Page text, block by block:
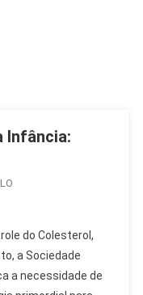
Infância:
do Colesterol,
a Sociedade
a necessidade de